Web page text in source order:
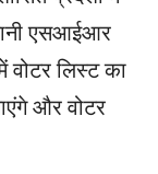
एसआईआर
लिस्ट का
और वोटर